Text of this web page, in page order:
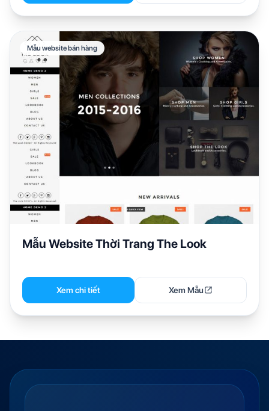
Mẫu website bán hàng
Mẫu Website Thời Trang The Look
Xem chi tiết Xem Mẫu